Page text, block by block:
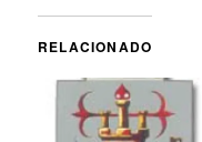
RELACIONADO